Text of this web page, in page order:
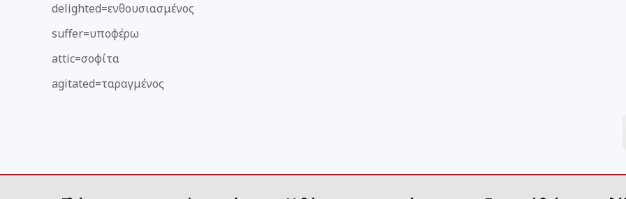
delighted=ενθουσιασμένος
suffer=υποφέρω
attic=σοφίτα
agitated=ταραγμένος